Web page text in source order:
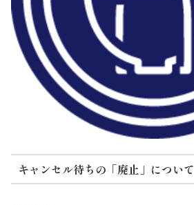
キャンセル待ちの「廃止」について